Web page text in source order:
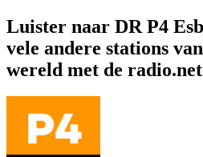
Luister naar DR P4
vele andere stations
wereld met de